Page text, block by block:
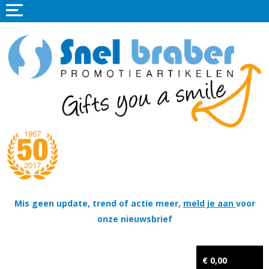
Mis geen update, trend of actie meer, meld je aan voor
onze nieuwsbrief
€ 0,00
Home
Promotieartikelen
Tassen
Thema's